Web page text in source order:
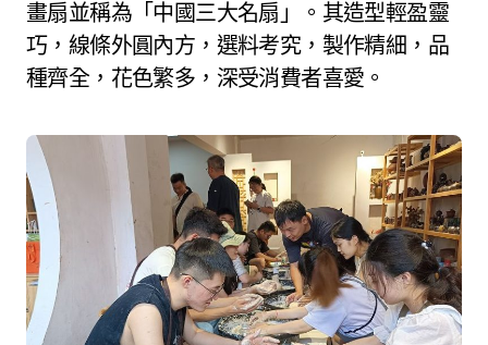
畫扇並稱為「中國三大名扇」。其造型輕盈靈
巧，線條外圓內方，選料考究，製作精細，品
種齊全，花色繁多，深受消費者喜愛。